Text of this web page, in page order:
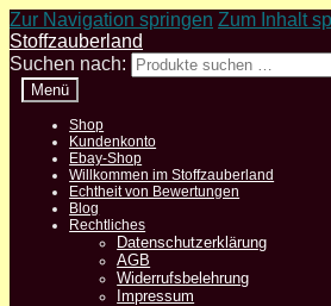
Zur Navigation springen Zum Inhalt
Stoffzauberland
Suchen nach:
Menü
Shop
Kundenkonto
Ebay-Shop
Willkommen im Stoffzauberland
Echtheit von Bewertungen
Blog
Rechtliches
Datenschutzerklärung
AGB
Widerrufsbelehrung
Impressum